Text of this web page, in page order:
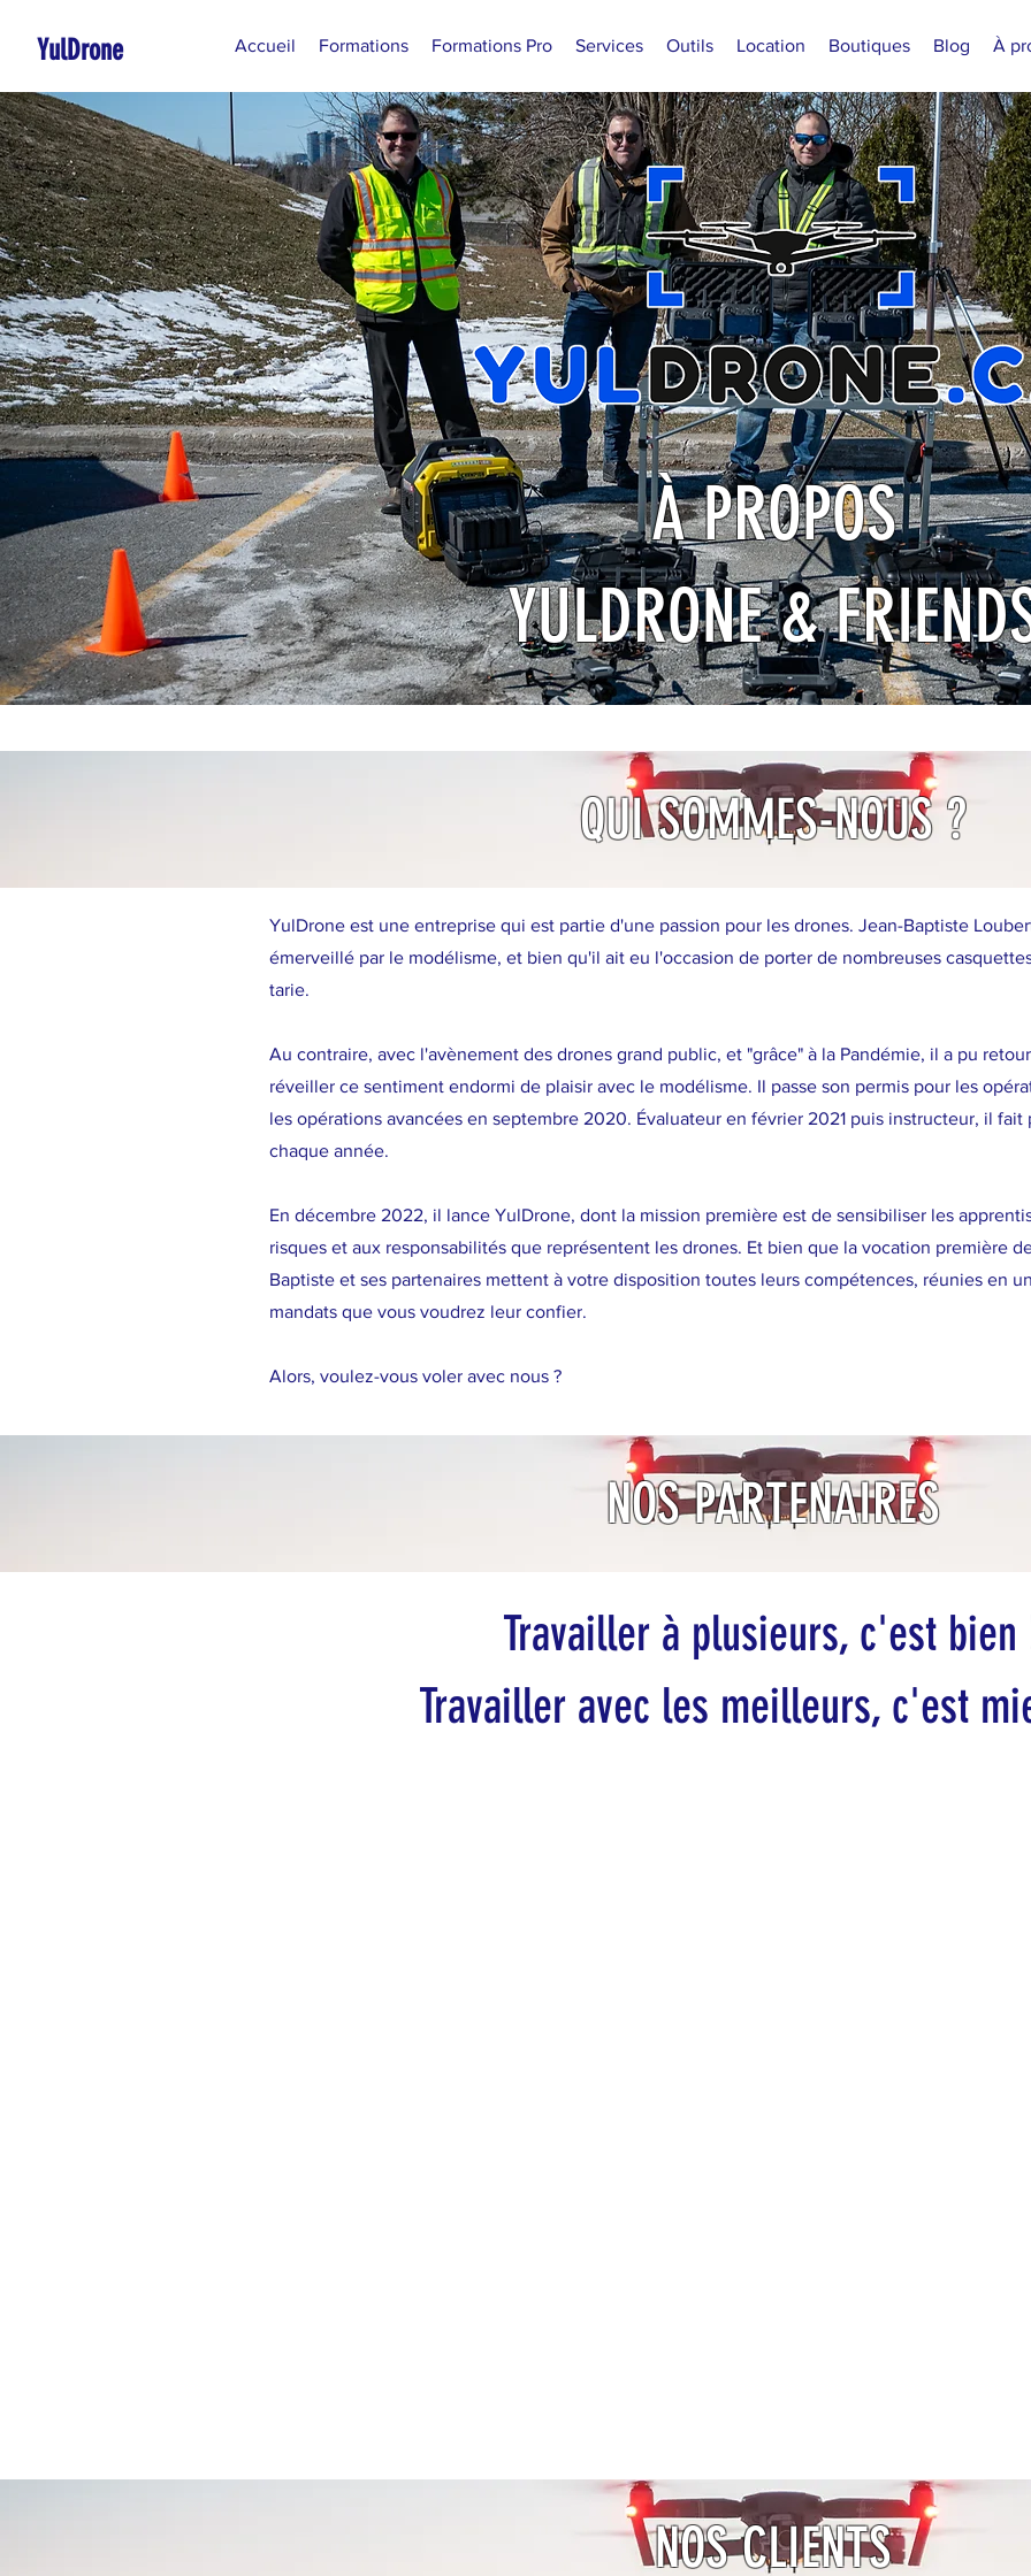
YulDrone Accueil Formations Formations Pro Services Outils Location Boutiques Blog À
À PROPOS
YULDRONE &
QUI SOMMES-NOUS ?
YulDrone est une entreprise qui est partie d'une passion pour les drones. Jean-Baptiste
émerveillé par le modélisme, et bien qu'il ait eu l'occasion de porter de nombreuses
tarie.
Au contraire, avec l'avènement des drones grand public, et "grâce" à la Pandémie, il a pu
réveiller ce sentiment endormi de plaisir avec le modélisme. Il passe son permis pour les
les opérations avancées en septembre 2020. Évaluateur en février 2021 puis instructeur, il fait
chaque année.
En décembre 2022, il lance YulDrone, dont la mission première est de sensibiliser les
risques et aux responsabilités que représentent les drones. Et bien que la vocation première
Baptiste et ses partenaires mettent à votre disposition toutes leurs compétences, réunies en
mandats que vous voudrez leur confier.
Alors, voulez-vous voler avec nous ?
NOS PARTENAIRES
Travailler à plusieurs, c'est bien
Travailler avec les meilleurs, c'est
NOS CLIENTS